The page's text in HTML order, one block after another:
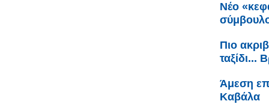
Νέο
Πιο
ταξίδι...
Άμεση
Καβάλα